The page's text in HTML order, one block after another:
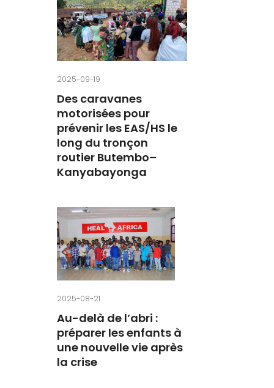
2025-09-19
Des caravanes
motorisées pour
prévenir les EAS/HS le
long du tronçon
routier Butembo–
Kanyabayonga
2025-08-21
Au-delà de l’abri :
préparer les enfants à
une nouvelle vie après
la crise